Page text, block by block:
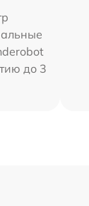
до 3